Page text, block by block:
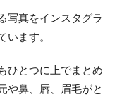
写真をインスタグラ
ます。
ひとつに上でまとめ
や鼻、唇、眉毛がと